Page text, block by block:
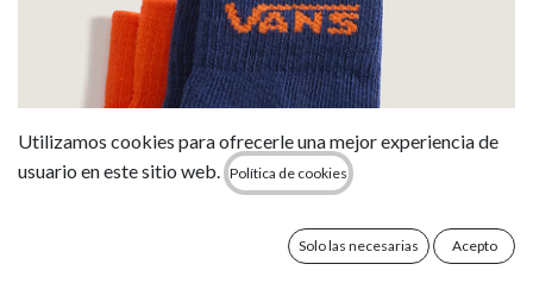
Utilizamos cookies para ofrecerle una mejor experiencia de
usuario en este sitio web.
Política de cookies
Solo las necesarias Acepto